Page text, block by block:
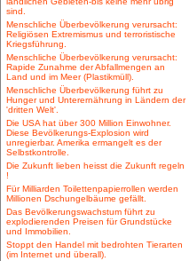
sind.
Menschliche Überbevölkerung verursacht:
Religiösen Extremismus und terroristische
Kriegsführung.
Menschliche Überbevölkerung verursacht:
Rapide Zunahme der Abfallmengen an
Land und im Meer (Plastikmüll).
Menschliche Überbevölkerung führt zu
Hunger und Unterernährung in Ländern der
'dritten Welt'.
Die USA hat über 300 Million Einwohner.
Diese Bevölkerungs-Explosion wird
unregierbar. Amerika ermangelt es der
Selbstkontrolle.
Die Zukunft lieben heisst die Zukunft regeln
!
Für Milliarden Toilettenpapierrollen werden
Millionen Dschungelbäume gefällt.
Das Bevölkerungswachstum führt zu
explodierenden Preisen für Grundstücke
und Immobilien.
Stoppt den Handel mit bedrohten Tierarten
(im Internet und überall).